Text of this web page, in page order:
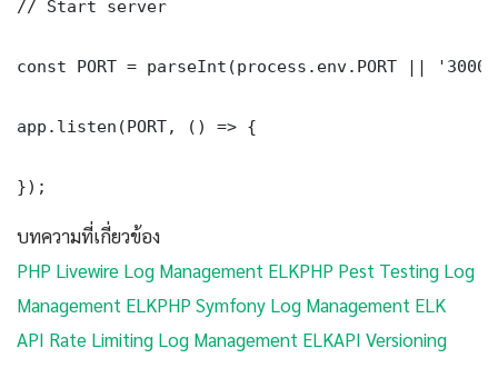
// Start server
const PORT = parseInt(process.env.PORT ||
app.listen(PORT, () => {
});
บทความที่เกี่ยวข้อง
PHP Livewire Log Management ELKPHP Pest Testing Log
Management ELKPHP Symfony Log Management ELK
API Rate Limiting Log Management ELKAPI Versioning